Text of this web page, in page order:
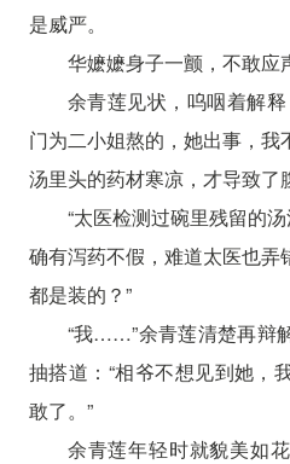
是威严。
华嬷嬷身子一颤，不敢应
余青莲见状，呜咽着解
门为二小姐熬的，她出事，
汤里头的药材寒凉，才导致了
“太医检测过碗里残留的
确有泻药不假，难道太医也弄
都是装的？”
“我……”余青莲清楚再辩
抽搭道：“相爷不想见到她，
敢了。”
余青莲年轻时就貌美如